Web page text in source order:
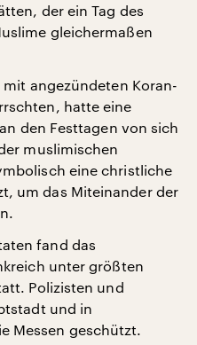
der ein Tag des
gleichermaßen
mit angezündeten Koran-
hatte eine
den Festtagen von sich
muslimischen
eine christliche
um das Miteinander der
fand das
unter größten
Polizisten und
und in
Messen geschützt.